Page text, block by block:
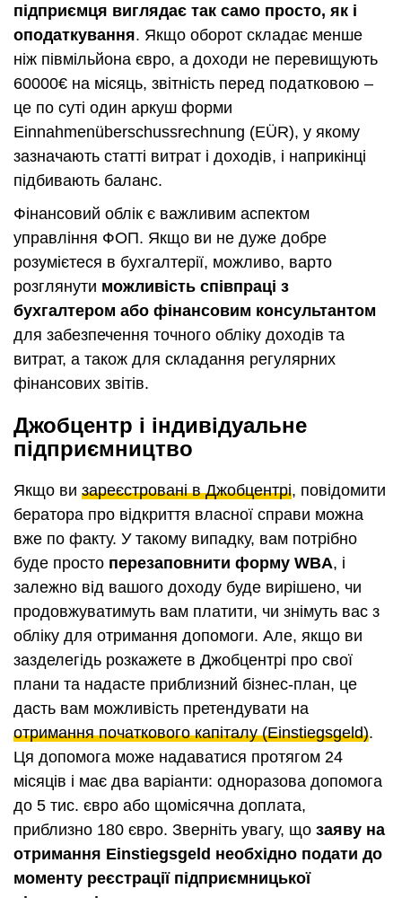
підприємця виглядає так само просто, як і
оподаткування. Якщо оборот складає менше
ніж півмільйона євро, а доходи не перевищують
60000€ на місяць, звітність перед податковою –
це по суті один аркуш форми
Einnahmenüberschussrechnung (EÜR), у якому
зазначають статті витрат і доходів, і наприкінці
підбивають баланс.
Фінансовий облік є важливим аспектом
управління ФОП. Якщо ви не дуже добре
розумієтеся в бухгалтерії, можливо, варто
розглянути можливість співпраці з
бухгалтером або фінансовим консультантом
для забезпечення точного обліку доходів та
витрат, а також для складання регулярних
фінансових звітів.
Джобцентр і індивідуальне
підприємництво
Якщо ви зареєстровані в Джобцентрі, повідомити
бератора про відкриття власної справи можна
вже по факту. У такому випадку, вам потрібно
буде просто перезаповнити форму WBA, і
залежно від вашого доходу буде вирішено, чи
продовжуватимуть вам платити, чи знімуть вас з
обліку для отримання допомоги. Але, якщо ви
зазделегідь розкажете в Джобцентрі про свої
плани та надасте приблизний бізнес-план, це
дасть вам можливість претендувати на
отримання початкового капіталу (Einstiegsgeld).
Ця допомога може надаватися протягом 24
місяців і має два варіанти: одноразова допомога
до 5 тис. євро або щомісячна доплата,
приблизно 180 євро. Зверніть увагу, що заяву на
отримання Einstiegsgeld необхідно подати до
моменту реєстрації підприємницької